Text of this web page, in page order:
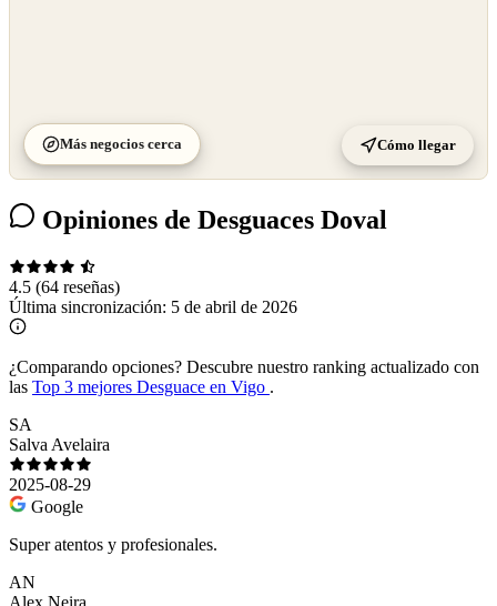
Más negocios cerca Cómo llegar
Opiniones de Desguaces Doval
4.5 (64 reseñas)
Última sincronización: 5 de abril de 2026
¿Comparando opciones? Descubre nuestro ranking actualizado con
las Top 3 mejores Desguace en Vigo .
SA
Salva Avelaira
2025-08-29
Google
Super atentos y profesionales.
AN
Alex Neira